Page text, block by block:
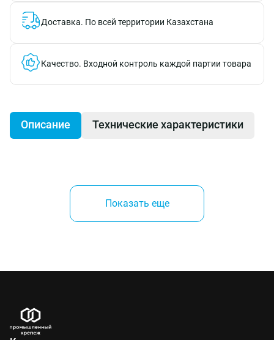
Доставка. По всей территории Казахстана
Качество. Входной контроль каждой партии товара
Описание Технические характеристики
Эргономичная конструкция, обеспечивающая очень
сильное натяжение полотна для получения прямого,
точного и аккуратного пропила. Полотно
полотна под углом 55 градусов.
Показать еще